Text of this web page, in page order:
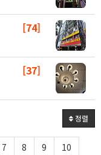
[74]
[37]
정렬
7 8 9 10